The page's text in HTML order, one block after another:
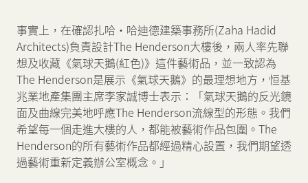
聯絡我們 網頁連結
事實上，在確認扎哈·哈迪德建築事務所(Zaha Hadid
Architects)負責設計The Henderson大樓後，兩人率先聯
想及收藏《氣球天鵝(紅色)》這件藝術品，並一致認為
The Henderson是展示《氣球天鵝》的最理想地方，恒基
兆業地產集團主席李家誠博士表示：「氣球天鵝的反光鏡
面及曲線完美地呼應The Henderson流線型的形態。我們
希望每一個走進大樓的人，都能被藝術作品包圍。The
Henderson的所有藝術作品都經過精心設置，我們期望透
過藝術重新定義辦公室概念。」